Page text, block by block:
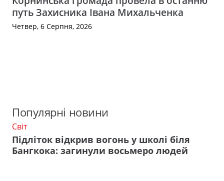
путь Захисника Івана Михальченка
Четвер, 6 Серпня, 2026
Популярні новини
Світ
Підліток відкрив вогонь у школі біля
Бангкока: загинули восьмеро людей